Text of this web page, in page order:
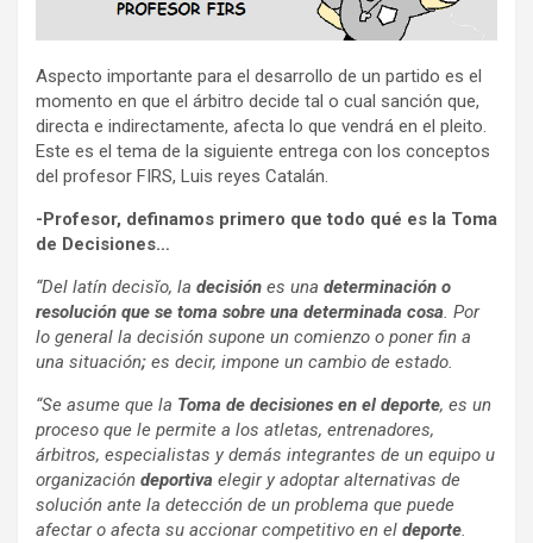
Aspecto importante para el desarrollo de un partido es el
momento en que el árbitro decide tal o cual sanción que,
directa e indirectamente, afecta lo que vendrá en el pleito.
Este es el tema de la siguiente entrega con los conceptos
del profesor FIRS, Luis reyes Catalán.
-Profesor, definamos primero que todo qué es la Toma
de Decisiones…
“Del latín decisĭo, la decisión es una determinación o
resolución que se toma sobre una determinada cosa. Por
lo general la decisión supone un comienzo o poner fin a
una situación; es decir, impone un cambio de estado.
“Se asume que la Toma de decisiones en el deporte, es un
proceso que le permite a los atletas, entrenadores,
árbitros, especialistas y demás integrantes de un equipo u
organización deportiva elegir y adoptar alternativas de
solución ante la detección de un problema que puede
afectar o afecta su accionar competitivo en el deporte.